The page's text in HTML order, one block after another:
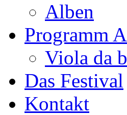
Alben
Programm
Viola da
Das Festival
Kontakt